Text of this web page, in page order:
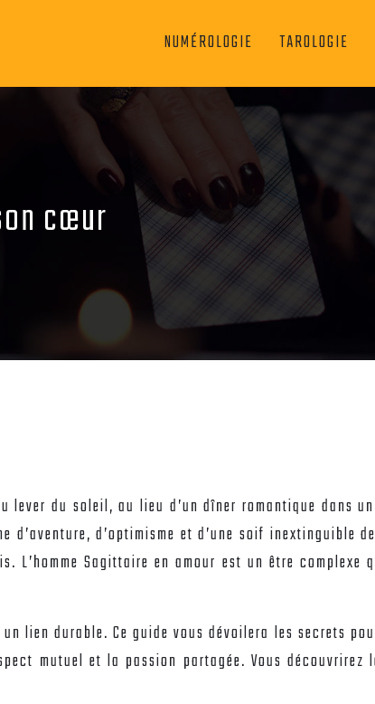
NUMÉROLOGIE TAROLOGIE
cœur
lever du soleil, au lieu d’un dîner romantique dans
d’aventure, d’optimisme et d’une soif inextinguible
L’homme Sagittaire en amour est un être
lien durable. Ce guide vous dévoilera les secrets
mutuel et la passion partagée. Vous